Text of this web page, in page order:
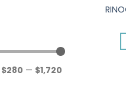
$280 — $1,720